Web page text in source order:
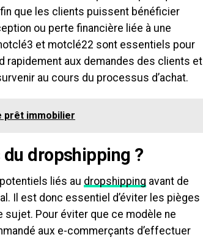
que les clients puissent bénéficier
ou perte financière liée à une
et motclé22 sont essentiels pour
rapidement aux demandes des clients et
au cours du processus d’achat.
prêt immobilier
dropshipping ?
liés au dropshipping avant de
Il est donc essentiel d’éviter les pièges
sujet. Pour éviter que ce modèle ne
aux e-commerçants d’effectuer